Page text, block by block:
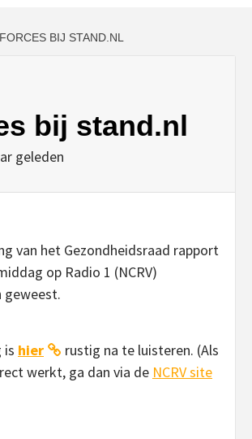
FORCES BIJ STAND.NL
bij stand.nl
geleden
van het Gezondheidsraad rapport
op Radio 1 (NCRV)
geweest.
is hier
rustig na te luisteren. (Als
werkt, ga dan via de NCRV site